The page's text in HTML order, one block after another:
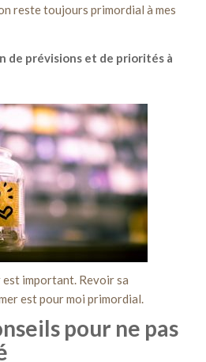
reste toujours primordial à mes
de prévisions et de priorités à
est important. Revoir sa
est pour moi primordial.
pour ne pas